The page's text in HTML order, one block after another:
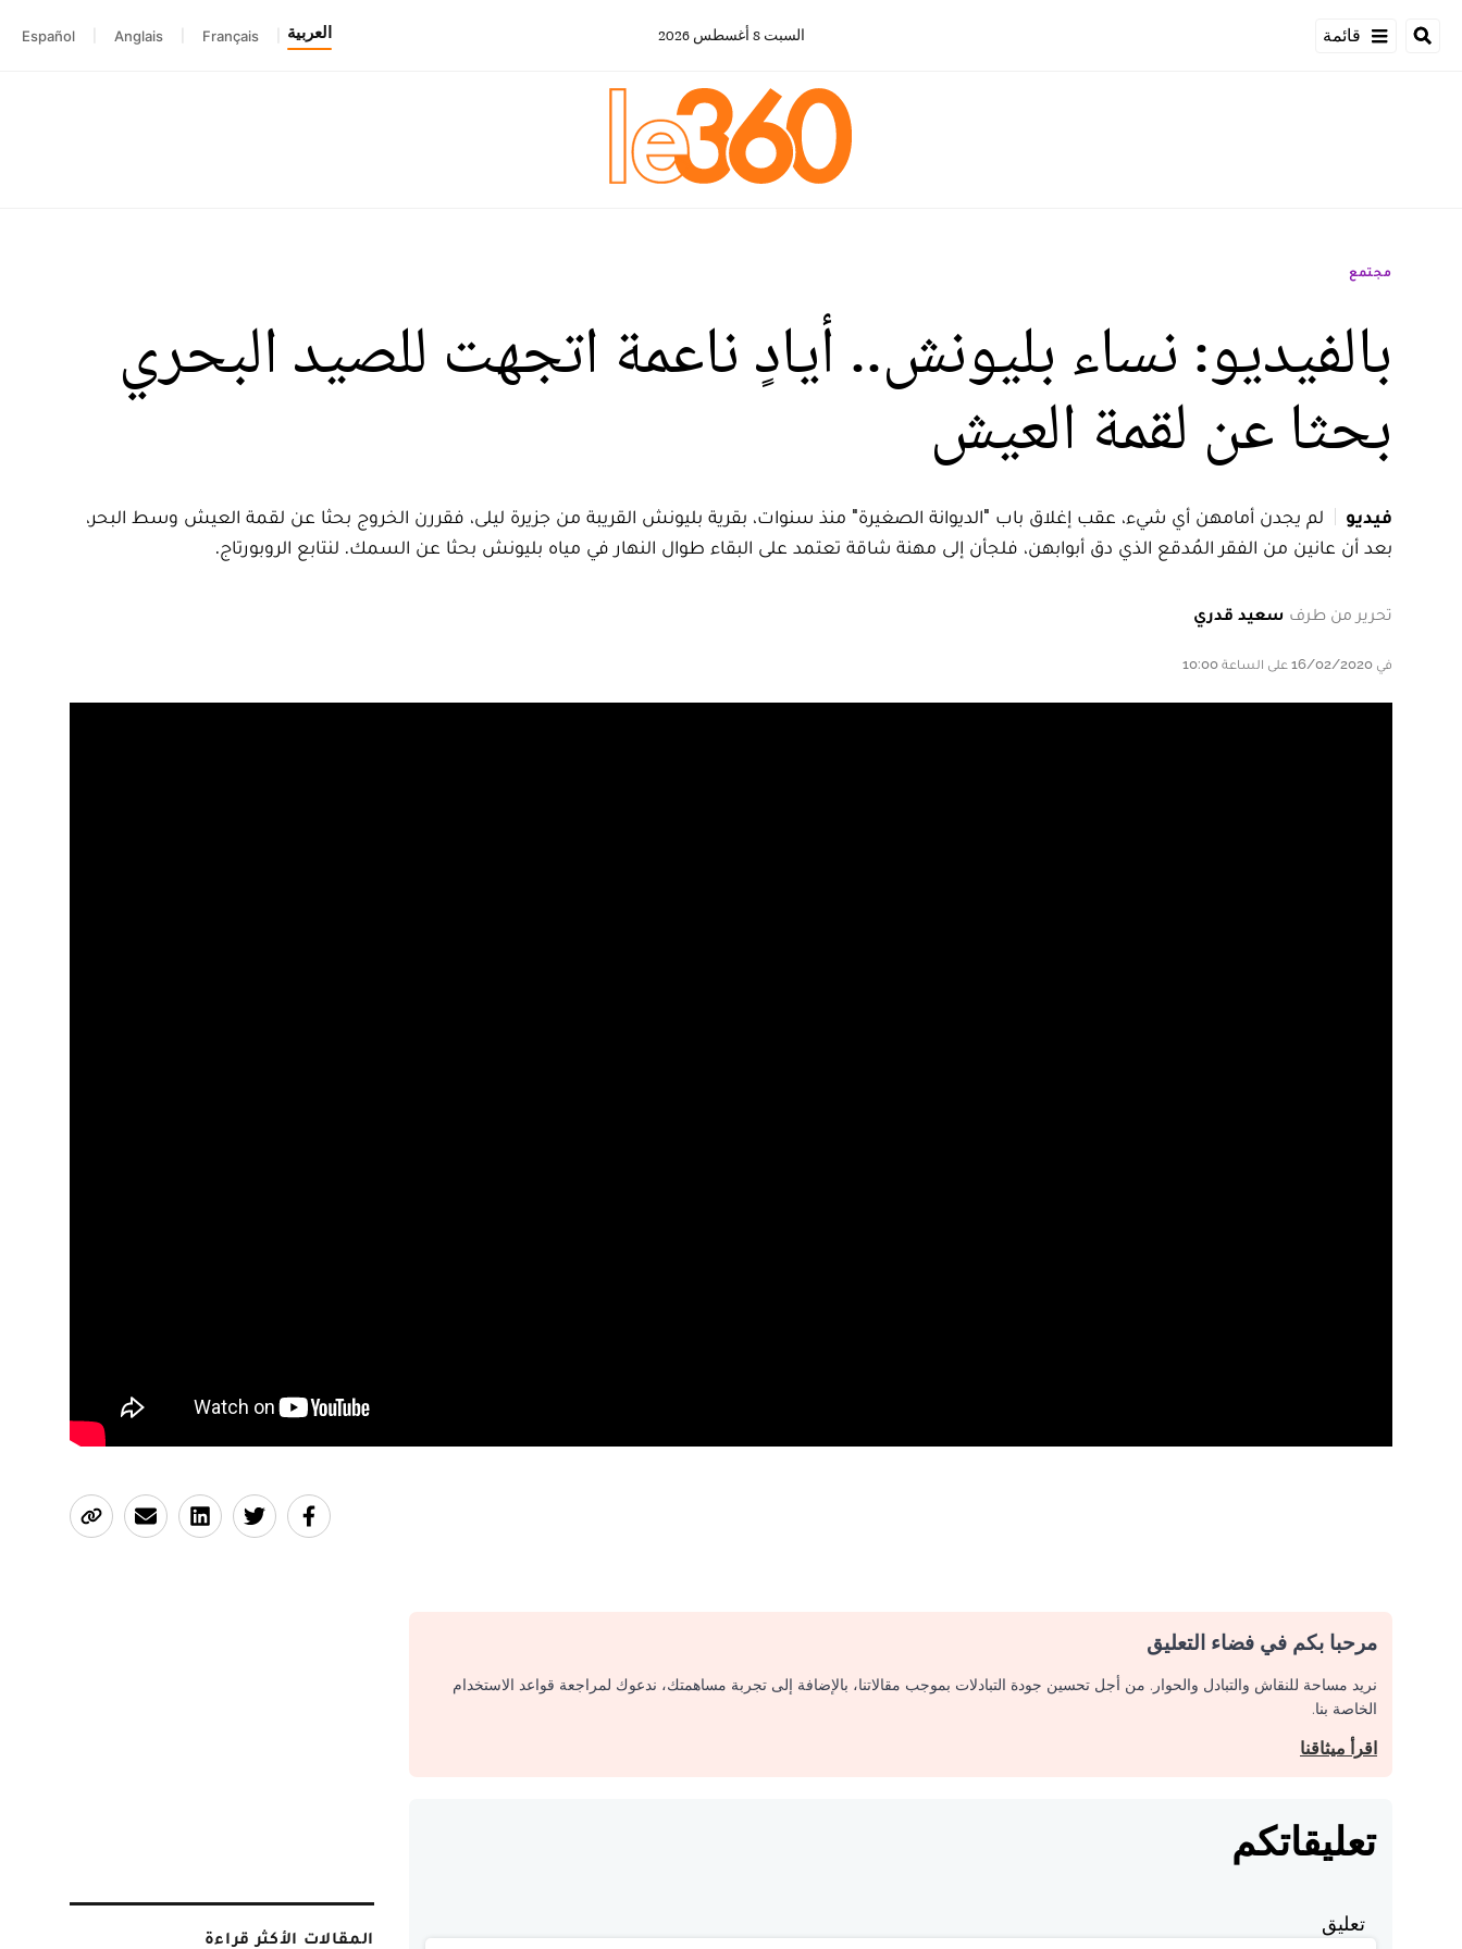
قائمة السبت 8 أغسطس 2026 العربية Français
Anglais
Español
مجتمع
بالفيديو: نساء بليونش.. أيادٍ ناعمة اتجهت للصيد البحري
بحثا عن لقمة العيش
فيديو
لم يجدن أمامهن أي شيء، عقب إغلاق باب "الديوانة الصغيرة" منذ سنوات، بقرية بليونش القريبة من جزيرة ليلى، فقررن الخروج بحثا عن لقمة العيش وسط البحر،
بعد أن عانين من الفقر المُدقع الذي دق أبوابهن، فلجأن إلى مهنة شاقة تعتمد على البقاء طوال النهار في مياه بليونش بحثا عن السمك. لنتابع الروبورتاج.
تحرير من طرف سعيد قدري
في 16/02/2020 على الساعة 10:00
مرحبا بكم في فضاء التعليق
نريد مساحة للنقاش والتبادل والحوار. من أجل تحسين جودة التبادلات بموجب مقالاتنا، بالإضافة إلى تجربة مساهمتك، ندعوك لمراجعة قواعد الاستخدام
الخاصة بنا.
اقرأ ميثاقنا
تعليقاتكم
تعليق
المقالات الأكثر قراءة